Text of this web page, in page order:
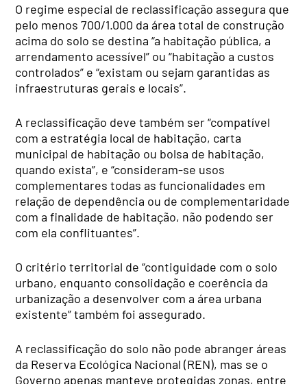
O regime especial de reclassificação assegura que
pelo menos 700/1.000 da área total de construção
acima do solo se destina “a habitação pública, a
arrendamento acessível” ou “habitação a custos
controlados” e “existam ou sejam garantidas as
infraestruturas gerais e locais”.
A reclassificação deve também ser “compatível
com a estratégia local de habitação, carta
municipal de habitação ou bolsa de habitação,
quando exista”, e “consideram-se usos
complementares todas as funcionalidades em
relação de dependência ou de complementaridade
com a finalidade de habitação, não podendo ser
com ela conflituantes”.
O critério territorial de “contiguidade com o solo
urbano, enquanto consolidação e coerência da
urbanização a desenvolver com a área urbana
existente” também foi assegurado.
A reclassificação do solo não pode abranger áreas
da Reserva Ecológica Nacional (REN), mas se o
Governo apenas manteve protegidas zonas, entre